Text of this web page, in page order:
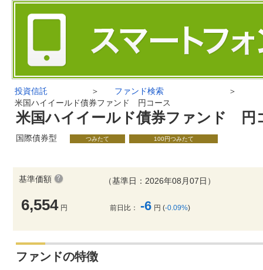
投資信託 ＞ ファンド検索
＞
米国ハイイールド債券ファンド 円コース
米国ハイイールド債券ファンド 円
国際債券型 つみたて 100円つみたて
基準価額
6,554 円
（基準日：2026年08月07日）
前日比： -6 円 (-0.09%)
ファンドの特徴